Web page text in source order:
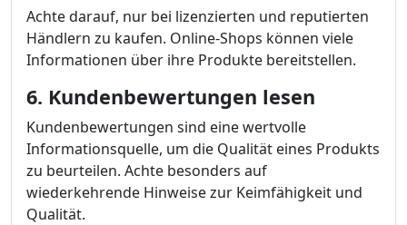
Achte darauf, nur bei lizenzierten und reputierten
Händlern zu kaufen. Online-Shops können viele
Informationen über ihre Produkte bereitstellen.
6. Kundenbewertungen lesen
Kundenbewertungen sind eine wertvolle
Informationsquelle, um die Qualität eines Produkts
zu beurteilen. Achte besonders auf
wiederkehrende Hinweise zur Keimfähigkeit und
Qualität.